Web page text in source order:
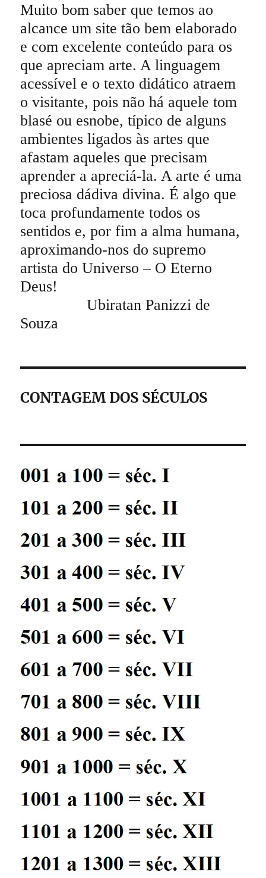
Muito bom saber que temos ao
alcance um site tão bem elaborado
e com excelente conteúdo para os
que apreciam arte. A linguagem
acessível e o texto didático atraem
o visitante, pois não há aquele tom
blasé ou esnobe, típico de alguns
ambientes ligados às artes que
afastam aqueles que precisam
aprender a apreciá-la. A arte é uma
preciosa dádiva divina. É algo que
toca profundamente todos os
sentidos e, por fim a alma humana,
aproximando-nos do supremo
artista do Universo – O Eterno
Deus!
Ubiratan Panizzi de
Souza
CONTAGEM DOS SÉCULOS